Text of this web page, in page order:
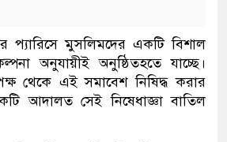
প্যারিসে মুসলিমদের একটি বিশাল
অনুযায়ীই অনুষ্ঠিতহতে যাচ্ছে।
থেকে এই সমাবেশ নিষিদ্ধ করার
আদালত সেই নিষেধাজ্ঞা বাতিল